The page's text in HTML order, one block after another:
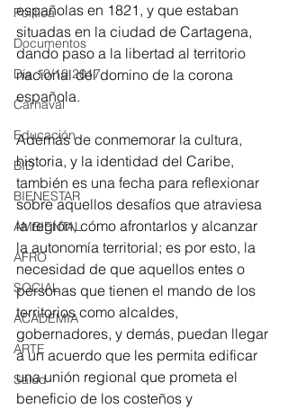
Política
Documentos
Día 10/10 2017
Carnaval
Educación
BID
BIENESTAR
AMBIENTAL
AFRO
SOCIAL
ACADEMIA
ARTE
Salud
españolas en 1821, y que estaban
situadas en la ciudad de Cartagena,
dando paso a la libertad al territorio
nacional del domino de la corona
española.
Además de conmemorar la cultura,
historia, y la identidad del Caribe,
también es una fecha para reflexionar
sobre aquellos desafíos que atraviesa
la región, cómo afrontarlos y alcanzar
la autonomía territorial; es por esto, la
necesidad de que aquellos entes o
personas que tienen el mando de los
territorios como alcaldes,
gobernadores, y demás, puedan llegar
a un acuerdo que les permita edificar
una unión regional que prometa el
beneficio de los costeños y